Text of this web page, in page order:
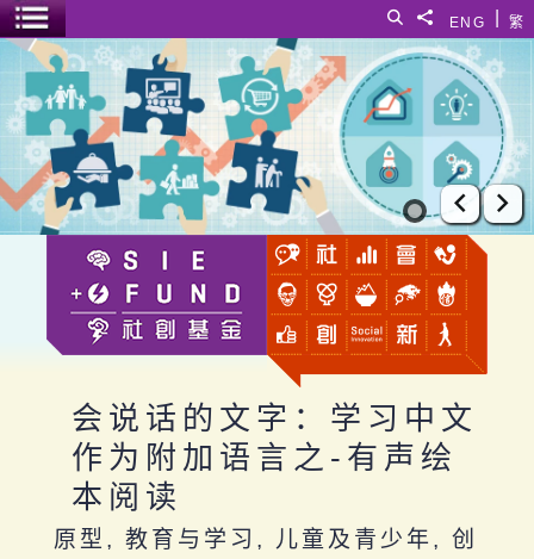
繁
ENG
分享給
搜寻
菜单开关
会说话的文字：学习中文作为附加语言之-有声绘本阅读
上一张
下
会说话的文字：学习中文
作为附加语言之-有声绘
本阅读
原型, 教育与学习, 儿童及青少年, 创